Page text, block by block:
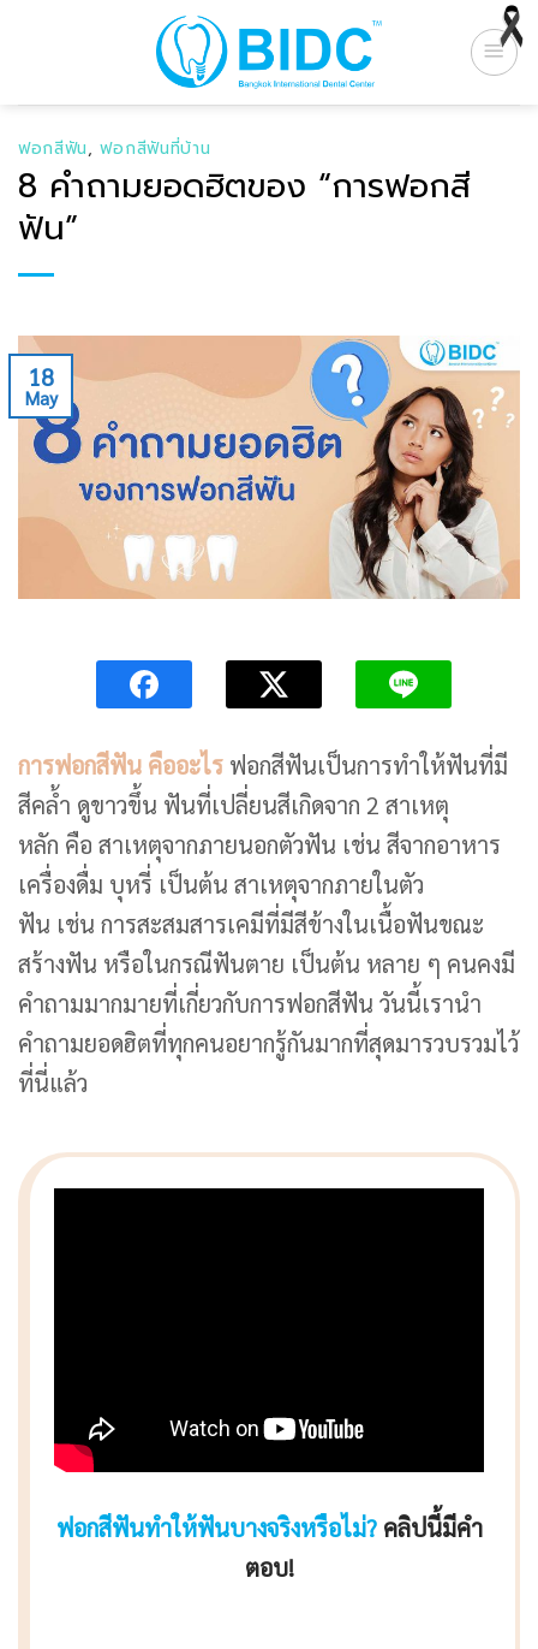
content
ฟอกสีฟัน,ฟอกสีฟันที่บ้าน
8 คำถามยอดฮิตของ “การฟอกสี
ฟัน”
18
May
การฟอกสีฟัน คืออะไร ฟอกสีฟันเป็นการทำให้ฟันที่มี
สีคล้ำ ดูขาวขึ้น ฟันที่เปลี่ยนสีเกิดจาก 2 สาเหตุ
หลัก คือ สาเหตุจากภายนอกตัวฟัน เช่น สีจากอาหาร
เครื่องดื่ม บุหรี่ เป็นต้น สาเหตุจากภายในตัว
ฟัน เช่น การสะสมสารเคมีที่มีสีข้างในเนื้อฟันขณะ
สร้างฟัน หรือในกรณีฟันตาย เป็นต้น หลาย ๆ คนคงมี
คำถามมากมายที่เกี่ยวกับการฟอกสีฟัน วันนี้เรานำ
คำถามยอดฮิตที่ทุกคนอยากรู้กันมากที่สุดมารวบรวมไว้
ที่นี่แล้ว
ฟอกสีฟันทำให้ฟันบางจริงหรือไม่?คลิปนี้มีคำ
ตอบ!